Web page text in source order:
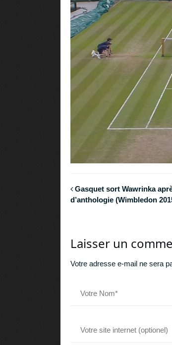
Gasquet sort Wawrinka
d’anthologie (Wimbledon
Laisser un
Votre adresse e-mail ne sera